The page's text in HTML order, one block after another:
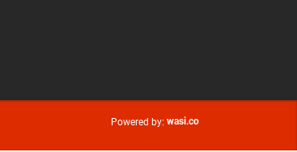
Powered by: wasi.co